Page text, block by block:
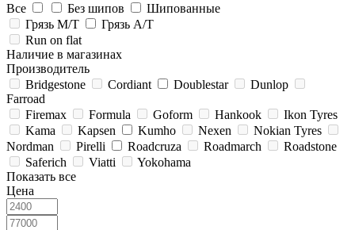
Все
Без шипов
Шипованные
Грязь M/T
Грязь A/T
Run on flat
Наличие в магазинах
Производитель
Bridgestone
Cordiant Doublestar
Dunlop
Farroad
Firemax
Formula Goform Hankook
Ikon Tyres
Kama
Kapsen Kumho Nexen
Nokian Tyres
Nordman
Pirelli Roadcruza Roadmarch
Roadstone
Saferich
Viatti
Yokohama
Показать все
Цена